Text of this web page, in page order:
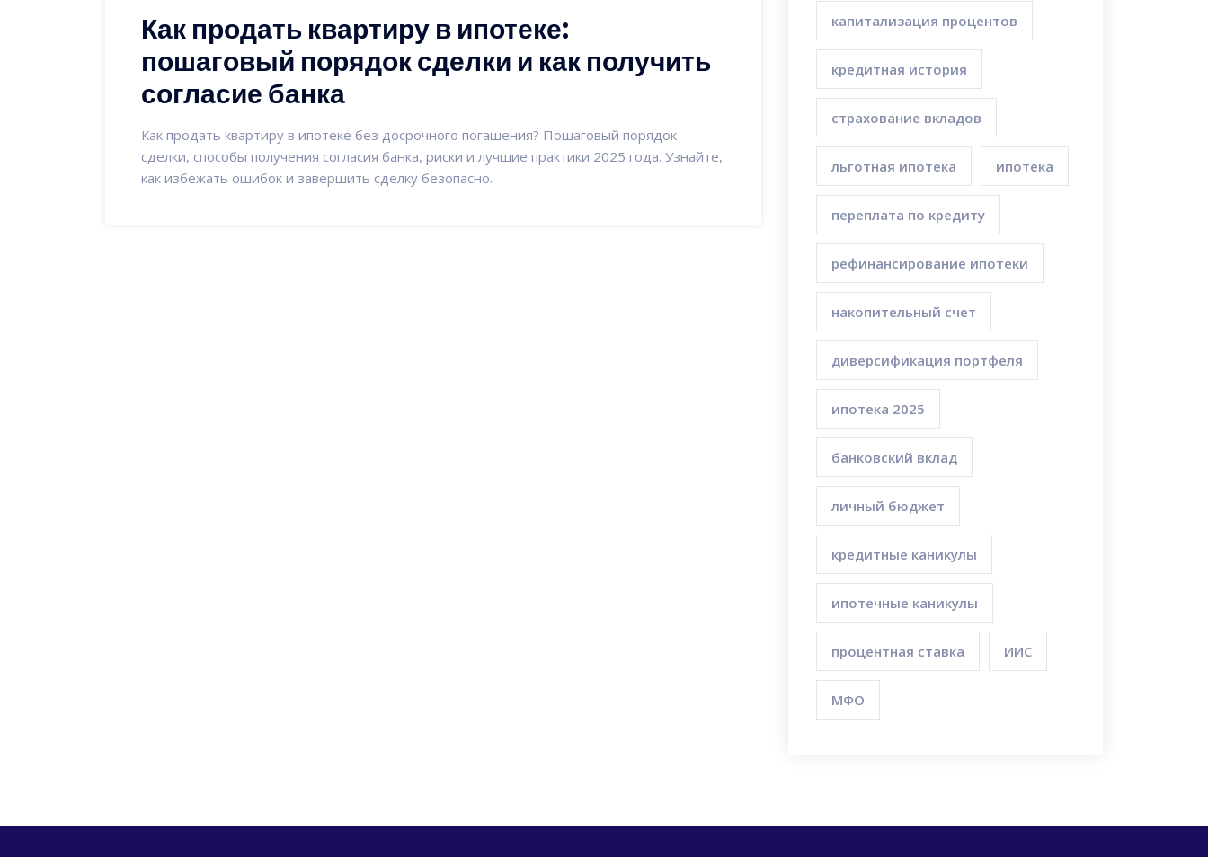
Как продать квартиру в ипотеке:
пошаговый порядок сделки и как получить
согласие банка
Как продать квартиру в ипотеке без досрочного погашения? Пошаговый порядок
сделки, способы получения согласия банка, риски и лучшие практики 2025 года. Узнайте,
как избежать ошибок и завершить сделку безопасно.
капитализация процентов
кредитная история
страхование вкладов
льготная ипотека ипотека
переплата по кредиту
рефинансирование ипотеки
накопительный счет
диверсификация портфеля
ипотека 2025
банковский вклад
личный бюджет
кредитные каникулы
ипотечные каникулы
процентная ставка ИИС
МФО